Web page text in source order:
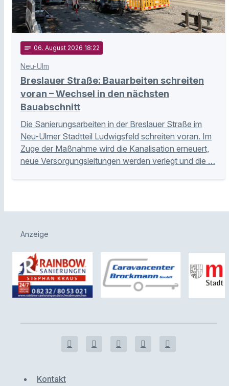
notes 06. August 2026 18:22
Neu-Ulm
Breslauer Straße: Bauarbeiten schreiten
voran – Wechsel in den nächsten
Bauabschnitt
Die Sanierungsarbeiten in der Breslauer Straße im
Neu-Ulmer Stadtteil Ludwigsfeld schreiten voran. Im
Zuge der Maßnahme wird die Kanalisation erneuert,
neue Versorgungsleitungen werden verlegt und die …
Anzeige
Kontakt